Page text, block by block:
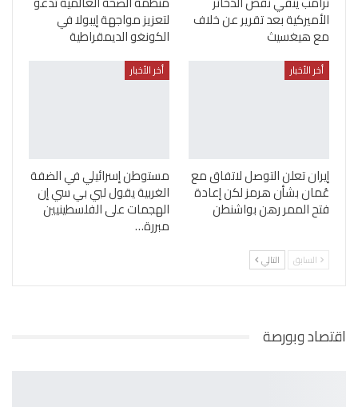
الأميركية بعد تقرير عن خلاف
مع هيغسيث
لتعزيز مواجهة إيبولا في
الكونغو الديمقراطية
أخر الأخبار
إيران تعلن التوصل لاتفاق مع
عُمان بشأن هرمز لكن إعادة
فتح الممر رهن بواشنطن
أخر الأخبار
مستوطن إسرائيلي في الضفة
الغربية يقول لبي بي سي إن
الهجمات على الفلسطينيين
مبررة…
السابق التالي
اقتصاد وبورصة